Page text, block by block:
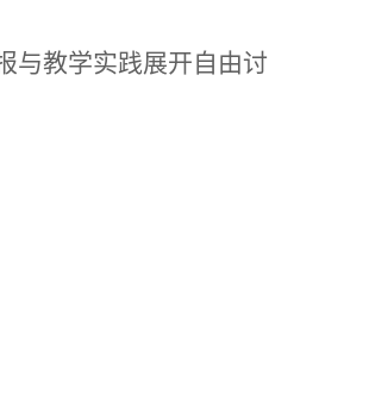
与教学实践展开自由讨